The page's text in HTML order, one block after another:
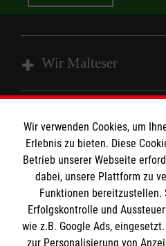
Wir Malteser
Angebote und Leistungen
Unsere Kurse
Mitarbeiten
Wir Malteser
Informationen
Kontakt
Pressestelle
Malteser online
Wir verwenden Cookies, um
Erlebnis zu bieten. Diese
Betrieb unserer Webseite
dabei, unsere Plattform zu
Funktionen bereitzustellen.
Erfolgskontrolle und
wie z.B. Google Ads,
zur Personalisierung von